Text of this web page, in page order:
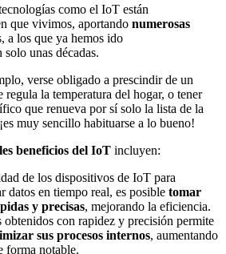
como el IoT están
que vivimos, aportando numerosas
a los que ya hemos ido
unas décadas.
verse obligado a prescindir de un
regula la temperatura del hogar, o tener
que renueva por sí solo la lista de la
muy sencillo habituarse a lo bueno!
beneficios del IoT incluyen:
de los dispositivos de IoT para
datos en tiempo real, es posible tomar
y precisas, mejorando la eficiencia.
obtenidos con rapidez y precisión permite
sus procesos internos, aumentando
forma notable.